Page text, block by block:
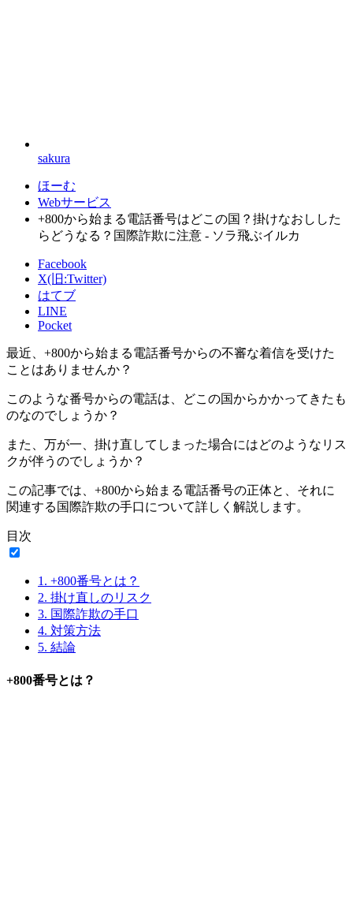
sakura
ほーむ
Webサービス
+800から始まる電話番号はどこの国？掛けなおしした
らどうなる？国際詐欺に注意 - ソラ飛ぶイルカ
Facebook
X(旧:Twitter)
はてブ
LINE
Pocket
最近、+800から始まる電話番号からの不審な着信を受けた
ことはありませんか？
このような番号からの電話は、どこの国からかかってきたも
のなのでしょうか？
また、万が一、掛け直してしまった場合にはどのようなリス
クが伴うのでしょうか？
この記事では、+800から始まる電話番号の正体と、それに
関連する国際詐欺の手口について詳しく解説します。
目次
1. +800番号とは？
2. 掛け直しのリスク
3. 国際詐欺の手口
4. 対策方法
5. 結論
+800番号とは？